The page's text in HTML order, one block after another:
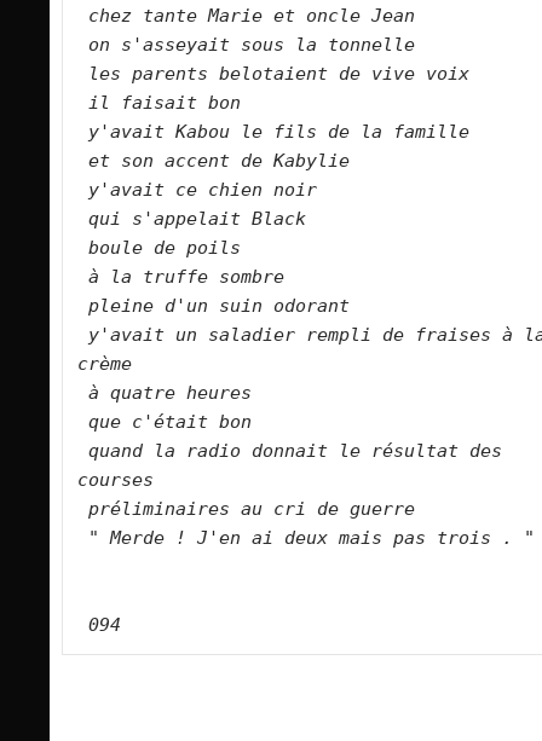
chez tante Marie et oncle Jean
on s'asseyait sous la tonnelle
les parents belotaient de vive voix
il faisait bon
y'avait Kabou le fils de la famille
et son accent de Kabylie
y'avait ce chien noir
qui s'appelait Black
boule de poils
à la truffe sombre
pleine d'un suin odorant
y'avait un saladier rempli de fraises à
crème
à quatre heures
que c'était bon
quand la radio donnait le résultat des
courses
préliminaires au cri de guerre
" Merde ! J'en ai deux mais pas trois . "
094